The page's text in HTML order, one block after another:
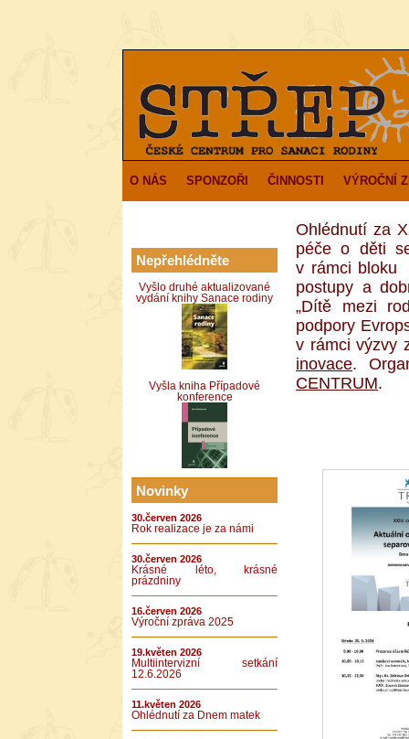
O NÁS SPONZOŘI ČINNOSTI VÝROČNÍ
Nepřehlédněte
Vyšlo druhé aktualizované
vydání knihy Sanace rodiny
Vyšla kniha Případové
konference
Novinky
30.červen 2026
Rok realizace je za námi
30.červen 2026
Krásné léto, krásné
prázdniny
16.červen 2026
Výroční zpráva 2025
19.květen 2026
Multiintervizní setkání
12.6.2026
11.květen 2026
Ohlédnutí za Dnem matek
Ohlédnutí za
péče o děti
v rámci bloku
postupy a
„Dítě mezi
podpory
v rámci výzvy
inovace.
CENTRUM.